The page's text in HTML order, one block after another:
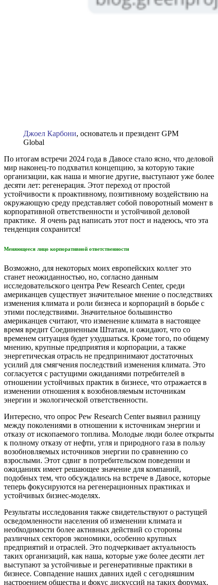
Джоел Карбони, основатель и президент GPM
Global
По итогам встречи 2024 года в Давосе стало ясно, что деловой
мир наконец-то подхватил концепцию, за которую такие
организации, как наша и многие другие, выступают уже более
десяти лет: регенерация. Этот переход от простой
устойчивости к проактивному, позитивному воздействию на
окружающую среду представляет собой поворотный момент в
корпоративной ответственности и устойчивой деловой
практике. Я очень рад написать этот пост и надеюсь, что эта
тенденция сохранится!
Меняющееся лицо корпоративной ответственности
Возможно, для некоторых моих европейских коллег это
станет неожиданностью, но, согласно данным
исследовательского центра Pew Research Center, среди
американцев существует значительное мнение о последствиях
изменения климата и роли бизнеса и корпораций в борьбе с
этими последствиями. Значительное большинство
американцев считают, что изменение климата в настоящее
время вредит Соединенным Штатам, и ожидают, что со
временем ситуация будет ухудшаться. Кроме того, по общему
мнению, крупные предприятия и корпорации, а также
энергетическая отрасль не предпринимают достаточных
усилий для смягчения последствий изменения климата. Это
согласуется с растущими ожиданиями потребителей в
отношении устойчивых практик в бизнесе, что отражается в
изменении отношения к возобновляемым источникам
энергии и экологической ответственности.
Интересно, что опрос Pew Research Center выявил разницу
между поколениями в отношении к источникам энергии и
отказу от ископаемого топлива. Молодые люди более открыты
к полному отказу от нефти, угля и природного газа в пользу
возобновляемых источников энергии по сравнению со
взрослыми. Этот сдвиг в потребительском поведении и
ожиданиях имеет решающее значение для компаний,
подобных тем, что обсуждались на встрече в Давосе, которые
теперь фокусируются на регенерационных практиках и
устойчивых бизнес-моделях.
Результаты исследования также свидетельствуют о растущей
осведомленности населения об изменении климата и
необходимости более активных действий со стороны
различных секторов экономики, особенно крупных
предприятий и отраслей. Это подчеркивает актуальность
таких организаций, как наша, которые уже более десяти лет
выступают за устойчивые и регенеративные практики в
бизнесе. Совпадение наших давних идей с сегодняшним
настроением общества и фокус дискуссий на таких форумах,